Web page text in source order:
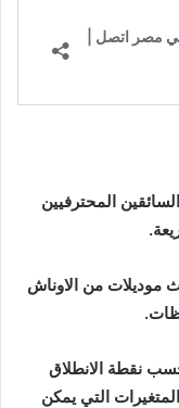
المحترفيين
موديلات من الاوناش
نقطة الانطلاق
التي يمكن